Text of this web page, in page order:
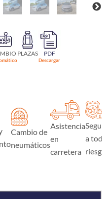
PLAZAS PDF
Descargar
Cambio de
neumáticos
Asistencia
en
carretera
Seguro
a todo
riesgo